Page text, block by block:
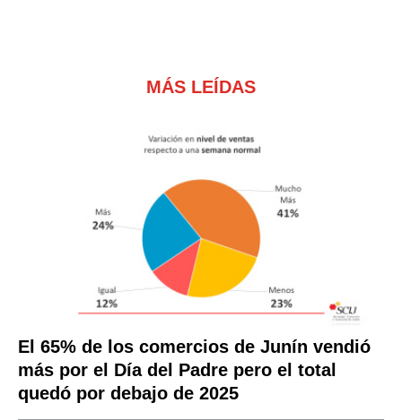
MÁS LEÍDAS
El 65% de los comercios de Junín vendió
más por el Día del Padre pero el total
quedó por debajo de 2025